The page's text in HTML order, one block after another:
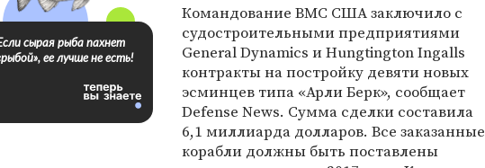
Командование ВМС США заключило с
судостроительными предприятиями
General Dynamics и Hungtington Ingalls
контракты на постройку девяти новых
эсминцев типа «Арли Берк», сообщает
Defense News. Сумма сделки составила
6,1 миллиарда долларов. Все заказанные
корабли должны быть поставлены
сырая рыба пахнет
ее лучше не есть!